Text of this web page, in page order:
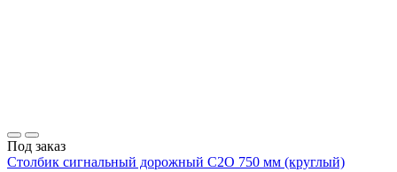
Под заказ
Столбик сигнальный дорожный С2О 750 мм (круглый)